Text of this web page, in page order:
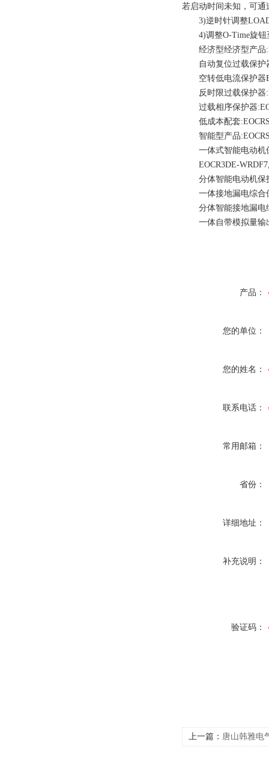
若启动时间未知，可
3)逆时针调整LOAD
4)调整O-Time旋钮
经济型经济型产品
自动复位过载保护器
空转低电流保护器
反时限过载保护器
过载相序保护器
低成本配套
智能型产品
一体式智能电动机保
EOCR3DE-
分体智能电动机保护
一体接地漏电综合保
分体智能接地漏电综
一体自带模拟量输
产品：
您的单位：
您的姓名：
联系电话：
常用邮箱：
省份：
详细地址：
补充说明：
验证码：
上一篇： 唐山韩雅电